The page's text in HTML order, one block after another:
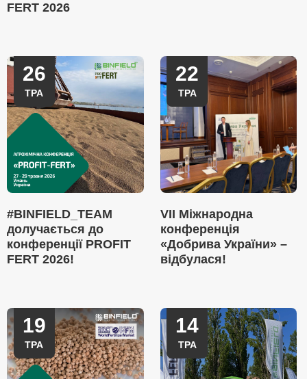
FERT 2026
26
ТРА
#BINFIELD_TEAM
долучається до
конференції PROFIT
FERT 2026!
22
ТРА
VII Міжнародна
конференція
«Добрива України» –
відбулася!
19
ТРА
14
ТРА